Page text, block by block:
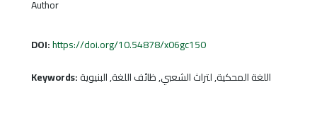
Author
DOI:https://doi.org/10.54878/x06gc150
Keywords:اللغة المحكية, لتراث الشعبي, ظائف اللغة, البنيوية